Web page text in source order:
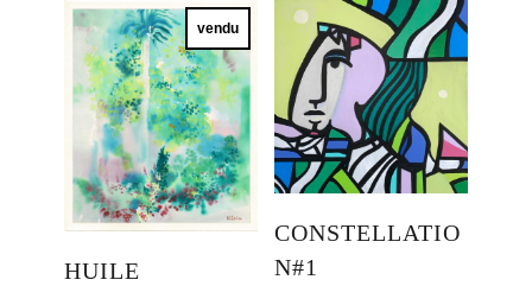
récent
au
plus
ancien
vendu
HUILE
CONSTELLATIO
N#1